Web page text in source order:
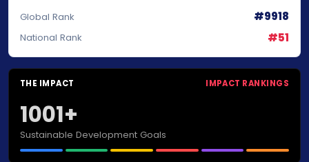
Global Rank #9918
National Rank #51
THE IMPACT IMPACT RANKINGS
1001+
Sustainable Development Goals